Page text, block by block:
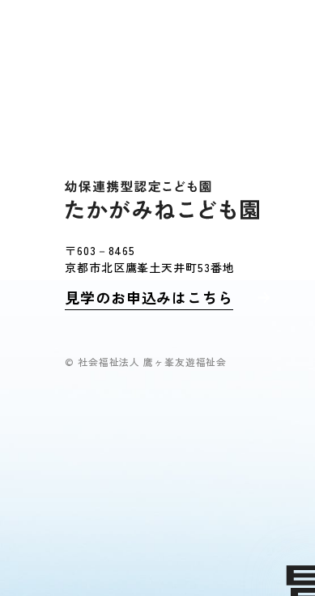
〒603－8465
京都市北区鷹峯土天井町53番地
見学のお申込みはこちら
© 社会福祉法人 鷹ヶ峯友遊福祉会